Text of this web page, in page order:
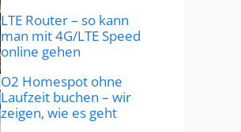
LTE Router – so kann
man mit 4G/LTE Speed
online gehen
O2 Homespot ohne
Laufzeit buchen – wir
zeigen, wie es geht